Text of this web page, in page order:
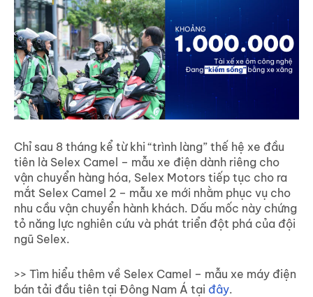
Chỉ sau 8 tháng kể từ khi “trình làng” thế hệ xe đầu
tiên là Selex Camel – mẫu xe điện dành riêng cho
vận chuyển hàng hóa, Selex Motors tiếp tục cho ra
mắt Selex Camel 2 – mẫu xe mới nhằm phục vụ cho
nhu cầu vận chuyển hành khách. Dấu mốc này chứng
tỏ năng lực nghiên cứu và phát triển đột phá của đội
ngũ Selex.
>> Tìm hiểu thêm về Selex Camel – mẫu xe máy điện
bán tải đầu tiên tại Đông Nam Á tại đây.